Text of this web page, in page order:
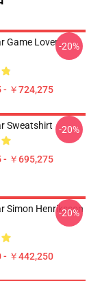
Game Lover
- ￥724,275
-20%
Sweatshirt
- ￥695,275
-20%
Simon Henriksson
- ￥442,250
-20%